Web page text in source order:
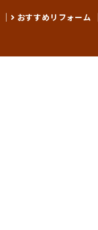
おすすめリフォーム